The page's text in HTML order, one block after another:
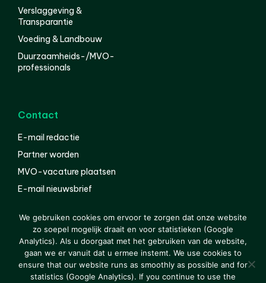
Verslaggeving &
Transparantie
Voeding & Landbouw
Duurzaamheids-/MVO-
professionals
Contact
E-mail redactie
Partner worden
MVO-vacature plaatsen
E-mail nieuwsbrief
© 2000-2026 Van der Molen EIS Colofon
Disclaimer
Privacy
We gebruiken cookies om ervoor te zorgen dat onze website
zo soepel mogelijk draait en voor statistieken (Google
Analytics). Als u doorgaat met het gebruiken van de website,
gaan we er vanuit dat u ermee instemt. We use cookies to
ensure that our website runs as smoothly as possible and for
statistics (Google Analytics). If you continue to use the